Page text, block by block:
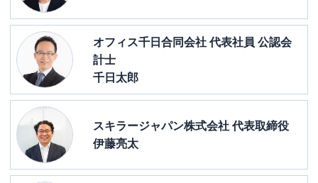
オフィス千日合同会社 代表社員 公認会
計士
千日太郎
スキラージャパン株式会社 代表取締役
伊藤亮太